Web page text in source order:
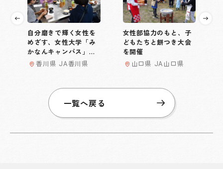
自分磨きで輝く女性を
めざす、女性大学「み
かなんキャンパス」を
開催香川県 JA香川県
女性部協力のもと、子
どもたちと餅つき大会
を開催
山口県 JA山口県
一覧へ戻る